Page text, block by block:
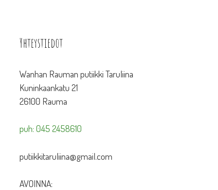
Yhteystiedot
Wanhan Rauman putiikki Taruliina
Kuninkaankatu 21
26100 Rauma
puh: 045 2458610
putiikkitaruliina@gmail.com
AVOINNA: